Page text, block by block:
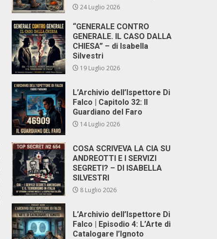
24 Luglio 2026
“GENERALE CONTRO
GENERALE. IL CASO DALLA
CHIESA” – di Isabella
Silvestri
19 Luglio 2026
L’Archivio dell’Ispettore Di
Falco | Capitolo 32: Il
Guardiano del Faro
14 Luglio 2026
COSA SCRIVEVA LA CIA SU
ANDREOTTI E I SERVIZI
SEGRETI? – DI ISABELLA
SILVESTRI
8 Luglio 2026
L’Archivio dell’Ispettore Di
Falco | Episodio 4: L’Arte di
Catalogare l’Ignoto